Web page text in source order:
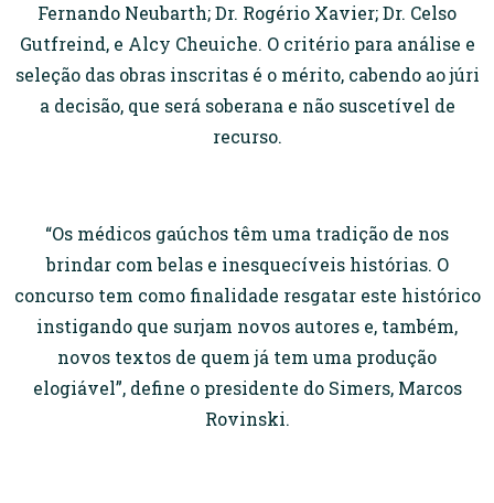
Fernando Neubarth; Dr. Rogério Xavier; Dr. Celso
Gutfreind, e Alcy Cheuiche. O critério para análise e
seleção das obras inscritas é o mérito, cabendo ao júri
a decisão, que será soberana e não suscetível de
recurso.
“Os médicos gaúchos têm uma tradição de nos
brindar com belas e inesquecíveis histórias. O
concurso tem como finalidade resgatar este histórico
instigando que surjam novos autores e, também,
novos textos de quem já tem uma produção
elogiável”, define o presidente do Simers, Marcos
Rovinski.